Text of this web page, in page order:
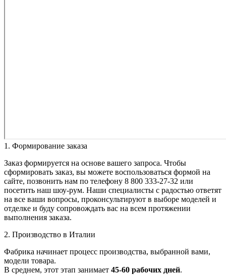
1. Формирование заказа
Заказ формируется на основе вашего запроса. Чтобы
сформировать заказ, вы можете воспользоваться формой на
сайте, позвонить нам по телефону 8 800 333-27-32 или
посетить наш шоу-рум. Наши специалисты с радостью ответят
на все ваши вопросы, проконсультируют в выборе моделей и
отделке и буду сопровождать вас на всем протяжении
выполнения заказа.
2. Производство в Италии
Фабрика начинает процесс производства, выбранной вами,
модели товара.
В среднем, этот этап занимает 45-60 рабочих дней.